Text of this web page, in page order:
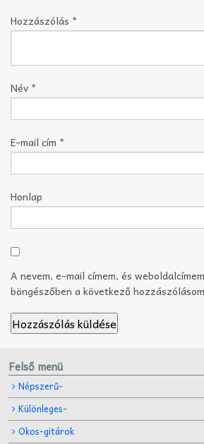
Hozzászólás *
Név *
E-mail cím *
Honlap
A nevem, e-mail címem, és
böngészőben a következő
Felső menü
Népszerű-
Különleges-
Okos-gitárok